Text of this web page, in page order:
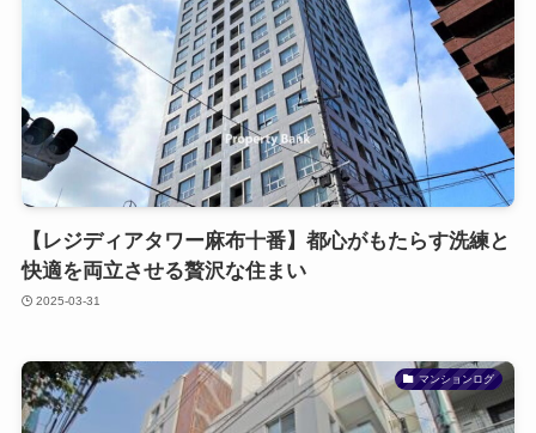
【レジディアタワー麻布十番】都心がもたらす洗練と
快適を両立させる贅沢な住まい
2025-03-31
マンションログ